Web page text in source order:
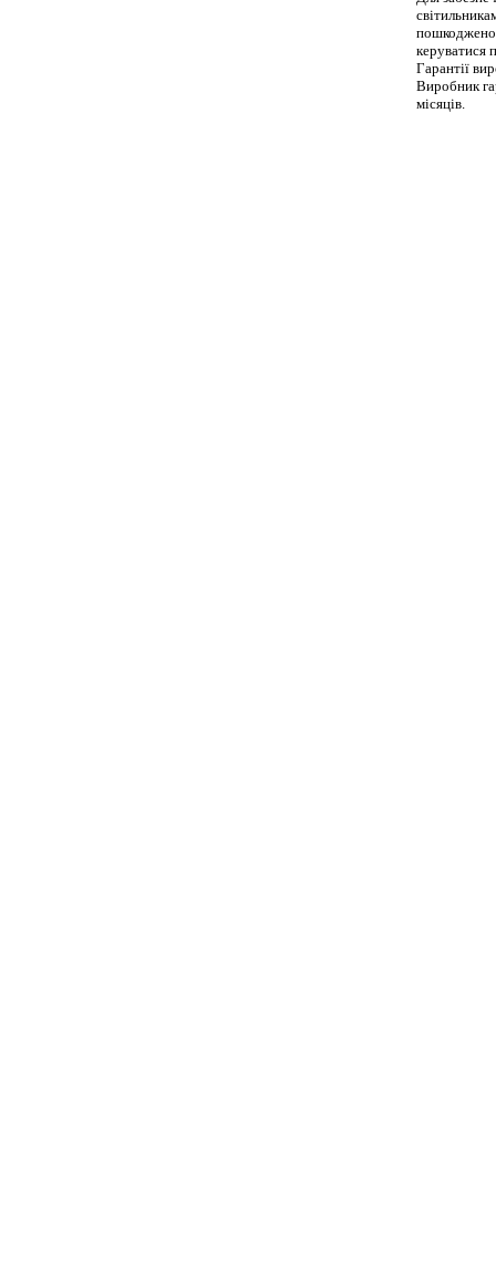
керуватися
Гарантії
Виробник
місяців.